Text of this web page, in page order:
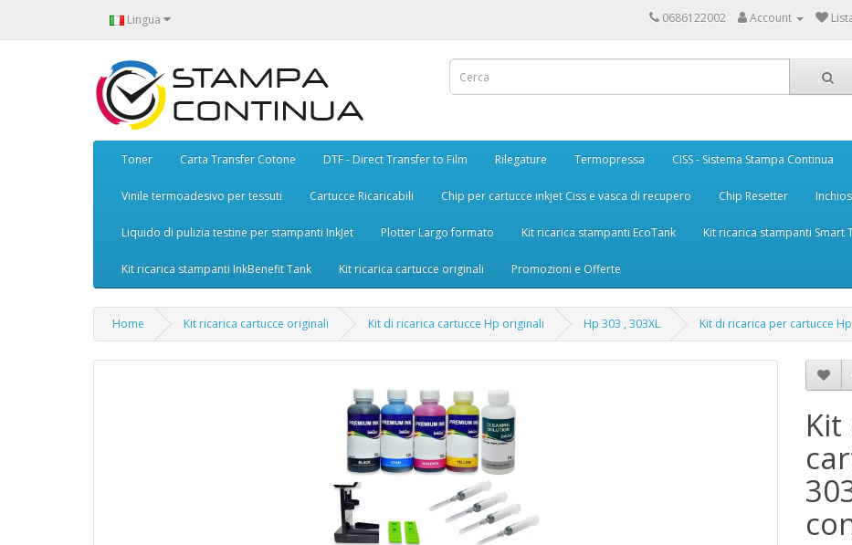
Lingua 0686122002 Account
Toner Carta Transfer Cotone DTF - Direct Transfer to Film Rilegature Termopressa CISS - Sistema Stampa Continua
Vinile termoadesivo per tessuti Cartucce Ricaricabili Chip per cartucce inkjet Ciss e vasca di recupero Chip Resetter
Liquido di pulizia testine per stampanti InkJet Plotter Largo formato Kit ricarica stampanti EcoTank Kit ricarica stampanti Smart
Kit ricarica stampanti InkBenefit Tank Kit ricarica cartucce originali Promozioni e Offerte
Home Kit ricarica cartucce originali Kit di ricarica cartucce Hp originali Hp 303 , 303XL Kit di ricarica per cartucce